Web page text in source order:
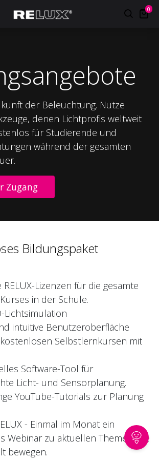
0
der Beleuchtung. Nutze
denen Lichtprofis weltweit
für Studierende und
während der gesamten
Zugang
Bildungspaket
Lizenzen für die gesamte
in der Schule.
Lichtsimulation
intuitive Benutzeroberfläche
Selbstlernkursen mit
Software-Tool für
Licht- und Sensorplanung.
YouTube-Tutorials zur Planung
- Einmal im Monat ein
Webinar zu aktuellen Themen, die
bewegen.